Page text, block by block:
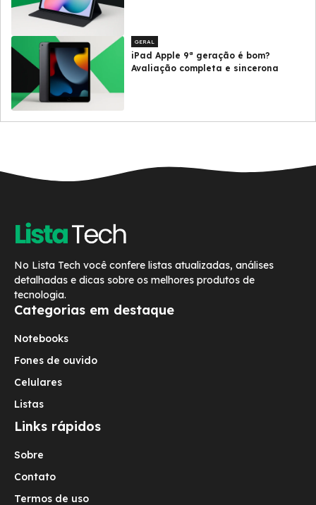
GERAL
iPad Apple 9ª geração é bom?
Avaliação completa e sincerona
No Lista Tech você confere listas atualizadas, análises
detalhadas e dicas sobre os melhores produtos de
tecnologia.
Categorias em destaque
Notebooks
Fones de ouvido
Celulares
Listas
Links rápidos
Sobre
Contato
Termos de uso